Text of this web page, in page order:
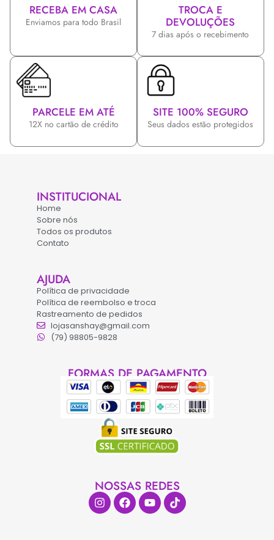
RECEBA EM CASA
Enviamos para todo Brasil
TROCA E
DEVOLUÇÕES
7 dias após o recebimento
PARCELE EM ATÉ
12X no cartão de crédito
SITE 100% SEGURO
Seus dados estão protegidos
INSTITUCIONAL
Home
Sobre nós
Todos os produtos
Contato
AJUDA
Política de privacidade
Política de reembolso e troca
Rastreamento de pedidos
lojasanshay@gmail.com
(79) 98805-9828
FORMAS DE PAGAMENTO
NOSSAS REDES